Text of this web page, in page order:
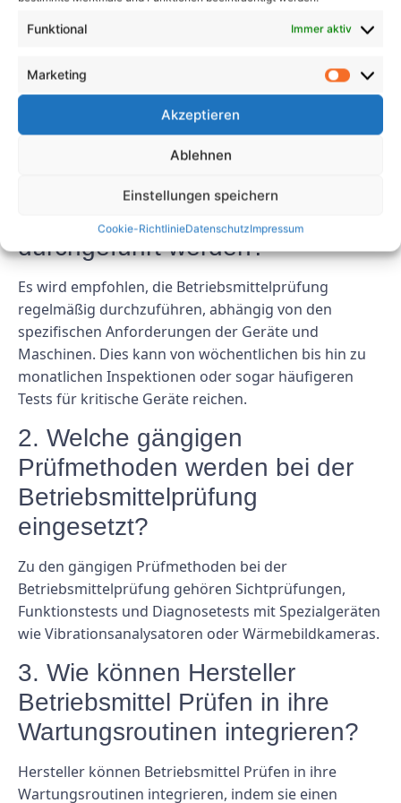
Funktional Immer aktiv
Marketing
Akzeptieren
Ablehnen
Einstellungen speichern
Cookie-RichtlinieDatenschutzImpressum
beheben, bevor sie zu größeren Problemen
eskalieren. Dieser proaktive Ansatz kann die
Produktionsprozessen verbessern und letztendlich
den Herstellern auf lange Sicht Zeit und Geld sparen.
FAQs
1. Wie oft sollte eine
Betriebsmittelprüfung
durchgeführt werden?
Es wird empfohlen, die Betriebsmittelprüfung
regelmäßig durchzuführen, abhängig von den
spezifischen Anforderungen der Geräte und
Maschinen. Dies kann von wöchentlichen bis hin zu
monatlichen Inspektionen oder sogar häufigeren
Tests für kritische Geräte reichen.
2. Welche gängigen
Prüfmethoden werden bei der
Betriebsmittelprüfung
eingesetzt?
Zu den gängigen Prüfmethoden bei der
Betriebsmittelprüfung gehören Sichtprüfungen,
Funktionstests und Diagnosetests mit Spezialgeräten
wie Vibrationsanalysatoren oder Wärmebildkameras.
3. Wie können Hersteller
Betriebsmittel Prüfen in ihre
Wartungsroutinen integrieren?
Hersteller können Betriebsmittel Prüfen in ihre
Wartungsroutinen integrieren, indem sie einen